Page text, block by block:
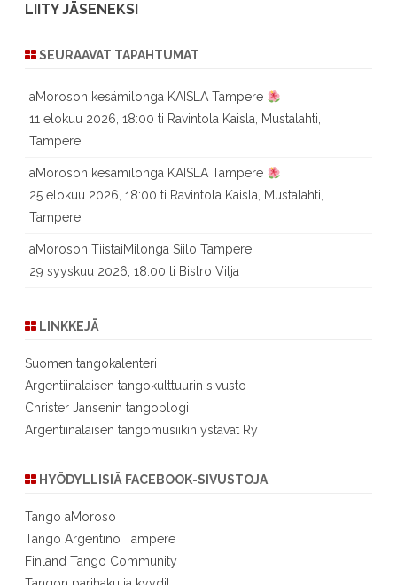
LIITY JÄSENEKSI
SEURAAVAT TAPAHTUMAT
aMoroson kesämilonga KAISLA Tampere
11 elokuu 2026, 18:00 ti Ravintola Kaisla, Mustalahti,
Tampere
aMoroson kesämilonga KAISLA Tampere
25 elokuu 2026, 18:00 ti Ravintola Kaisla, Mustalahti,
Tampere
aMoroson TiistaiMilonga Siilo Tampere
29 syyskuu 2026, 18:00 ti Bistro Vilja
LINKKEJÄ
Suomen tangokalenteri
Argentiinalaisen tangokulttuurin sivusto
Christer Jansenin tangoblogi
Argentiinalaisen tangomusiikin ystävät Ry
HYÖDYLLISIÄ FACEBOOK-SIVUSTOJA
Tango aMoroso
Tango Argentino Tampere
Finland Tango Community